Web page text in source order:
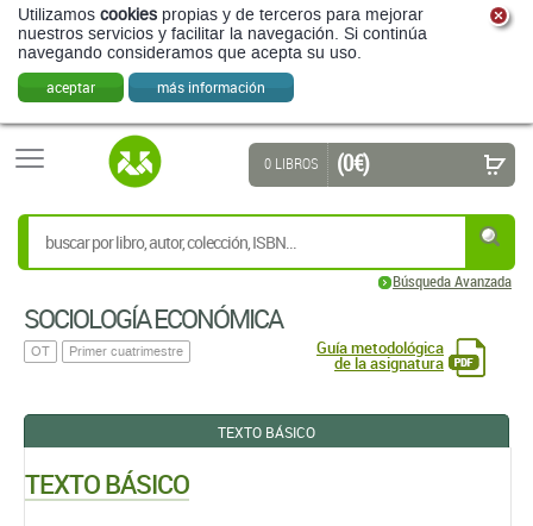
Utilizamos cookies propias y de terceros para mejorar
nuestros servicios y facilitar la navegación. Si continúa
navegando consideramos que acepta su uso.
aceptar más información
Búsqueda Avanzada
0 LIBROS (0 €)
SOCIOLOGÍA ECONÓMICA
OT Primer cuatrimestre Guía metodológica
de la asignatura
TEXTO BÁSICO
TEXTO BÁSICO